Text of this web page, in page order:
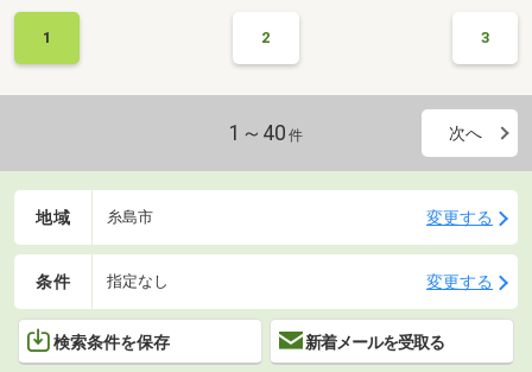
1 2 3
1～40 件 次へ
地域 糸島市 変更する
条件 指定なし 変更する
検索条件を保存 新着メールを受取る